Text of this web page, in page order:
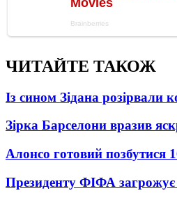
ЧИТАЙТЕ ТАКОЖ
Із сином Зідана розірвали
Зірка Барселони вразив
Алонсо готовий позбутися
Президенту ФІФА загрожує